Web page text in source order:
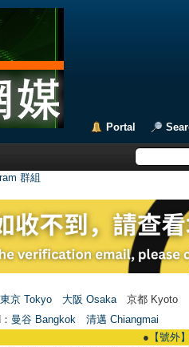
Portal
群組
東京 Tokyo 大阪 Osaka 京都 Kyoto
曼谷 Bangkok
清邁 Chiangmai
【號外】